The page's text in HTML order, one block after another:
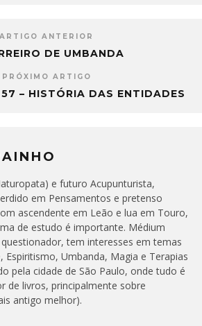
ARTIGO ANTERIOR
DE UMBANDA
PRÓXIMO ARTIGO
– HISTÓRIA DAS ENTIDADES
e futuro Acupunturista,
em Pensamentos e pretenso
ascendente em Leão e lua em Touro,
de estudo é importante. Médium
tem interesses em temas
Espiritismo, Umbanda, Magia e Terapias
pela cidade de São Paulo, onde tudo é
de livros, principalmente sobre
antigo melhor).